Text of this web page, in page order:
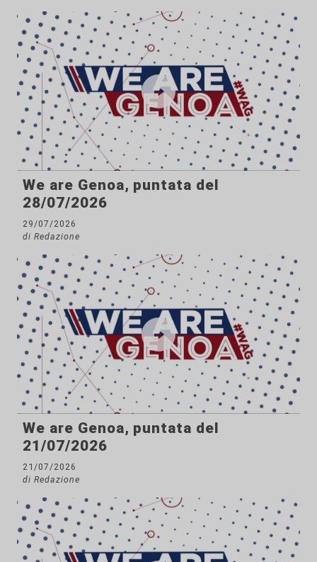
We are Genoa, puntata del
28/07/2026
29/07/2026
di Redazione
We are Genoa, puntata del
21/07/2026
21/07/2026
di Redazione